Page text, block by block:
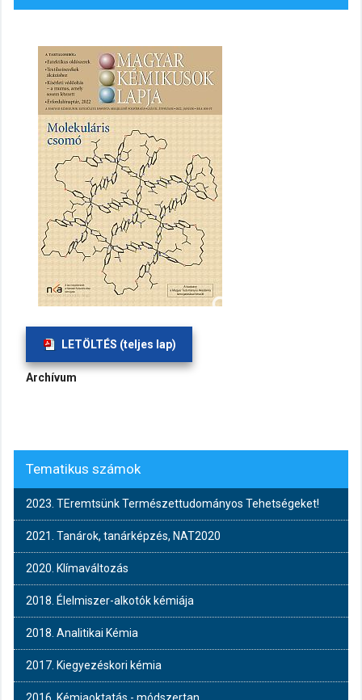
LETÖLTÉS (teljes lap)
Archívum
Tematikus számok
2023. TEremtsünk Természettudományos Tehetségeket!
2021. Tanárok, tanárképzés, NAT2020
2020. Klímaváltozás
2018. Élelmiszer-alkotók kémiája
2018. Analitikai Kémia
2017. Kiegyezéskori kémia